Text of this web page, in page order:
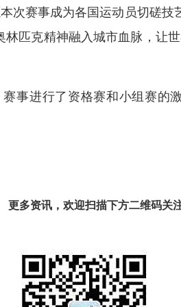
次赛事成为各国运动员切磋技
林匹克精神融入城市血脉，让
进行了资格赛和小组赛的激
更多资讯，欢迎扫描下方二维码关